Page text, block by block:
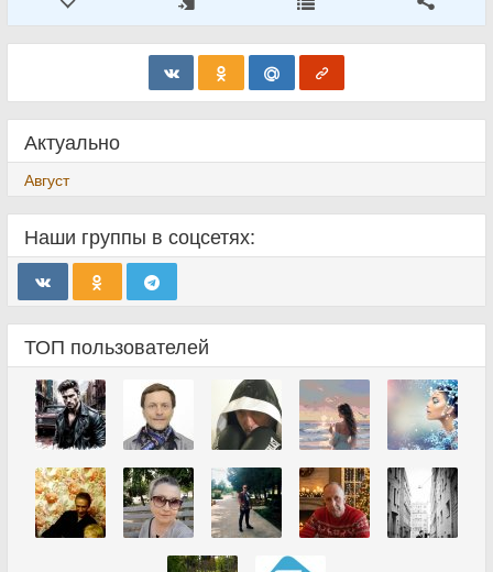
Актуально
Август
Наши группы в соцсетях:
ТОП пользователей